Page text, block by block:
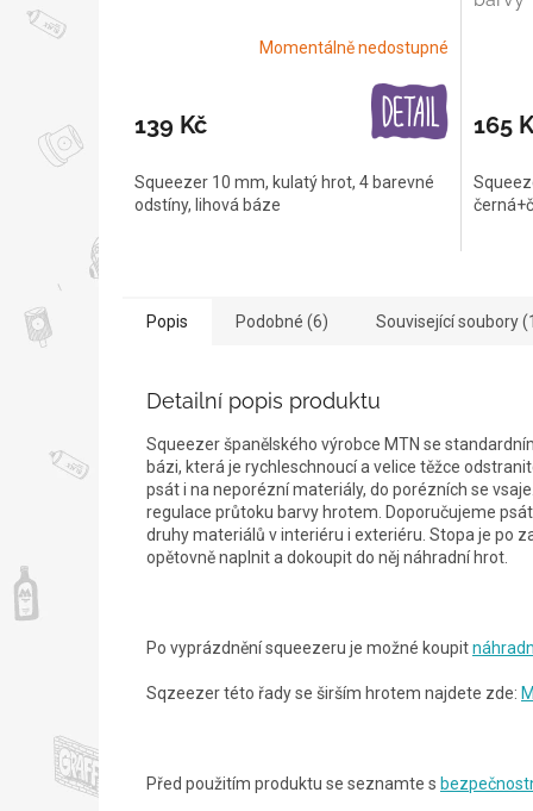
Momentálně nedostupné
139 Kč
Squeezer 10 mm, kulatý hrot, 4 barevné
odstíny, lihová báze
165
Popis Podobné (6) Související soubory
Detailní popis produktu
Squeezer španělského výrobce MTN se
bázi, která je rychleschnoucí a velice těžce
psát i na neporézní materiály, do porézních se
regulace průtoku barvy hrotem. Doporučujeme
druhy materiálů v interiéru i exteriéru. Stopa je po
opětovně naplnit a dokoupit do něj náhradní hrot.
Po vyprázdnění squeezeru je možné koupit
Sqzeezer této řady se širším hrotem najdete zde:
Před použitím produktu se seznamte s